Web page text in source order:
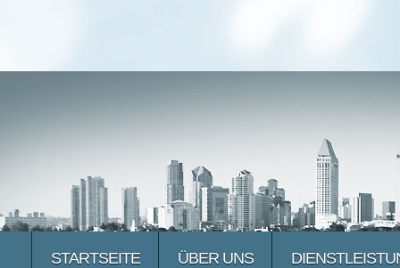
STARTSEITE ÜBER UNS